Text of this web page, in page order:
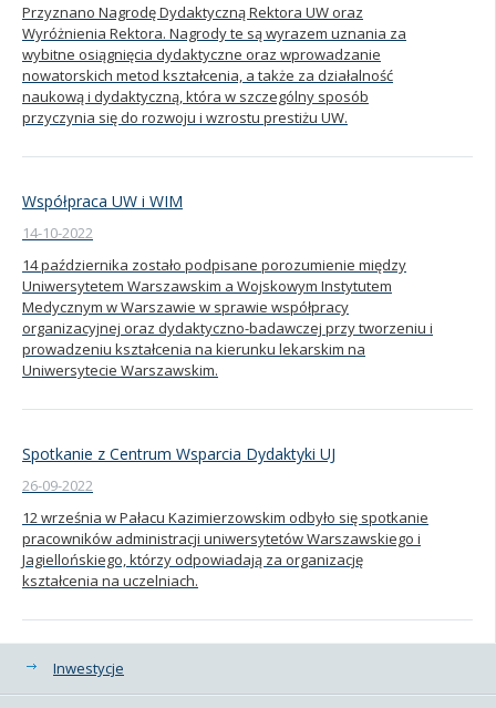
Przyznano Nagrodę Dydaktyczną Rektora UW oraz
Wyróżnienia Rektora. Nagrody te są wyrazem uznania za
wybitne osiągnięcia dydaktyczne oraz wprowadzanie
nowatorskich metod kształcenia, a także za działalność
naukową i dydaktyczną, która w szczególny sposób
przyczynia się do rozwoju i wzrostu prestiżu UW.
Współpraca UW i WIM
14-10-2022
14 października zostało podpisane porozumienie między
Uniwersytetem Warszawskim a Wojskowym Instytutem
Medycznym w Warszawie w sprawie współpracy
organizacyjnej oraz dydaktyczno-badawczej przy tworzeniu i
prowadzeniu kształcenia na kierunku lekarskim na
Uniwersytecie Warszawskim.
Spotkanie z Centrum Wsparcia Dydaktyki UJ
26-09-2022
12 września w Pałacu Kazimierzowskim odbyło się spotkanie
pracowników administracji uniwersytetów Warszawskiego i
Jagiellońskiego, którzy odpowiadają za organizację
kształcenia na uczelniach.
Kategorie
Inwestycje